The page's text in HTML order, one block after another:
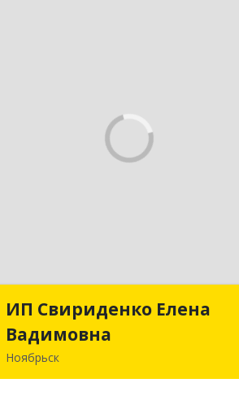
ИП Свириденко Елена
Вадимовна
Ноябрьск
ИП Свириденко